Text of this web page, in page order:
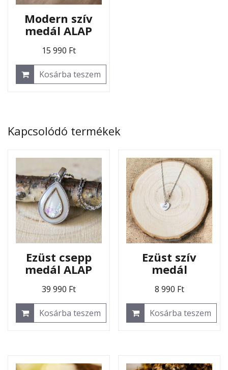
Modern szív
medál ALAP
15 990 Ft
Kosárba teszem
Kapcsolódó termékek
Ezüst csepp
medál ALAP
39 990 Ft
Kosárba teszem
Ezüst szív
medál
8 990 Ft
Kosárba teszem